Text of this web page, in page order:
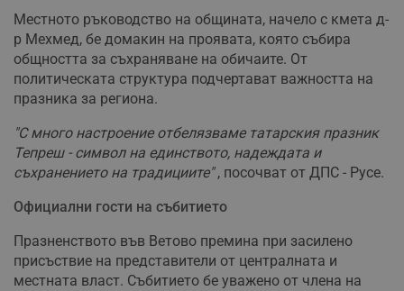
Местното ръководство на общината, начело с кмета д-
р Мехмед, бе домакин на проявата, която събира
общността за съхраняване на обичаите. От
политическата структура подчертават важността на
празника за региона.
"С много настроение отбелязваме татарския празник
Тепреш - символ на единството, надеждата и
съхранението на традициите", посочват от ДПС - Русе.
Официални гости на събитието
Празненството във Ветово премина при засилено
присъствие на представители от централната и
местната власт. Събитието бе уважено от члена на